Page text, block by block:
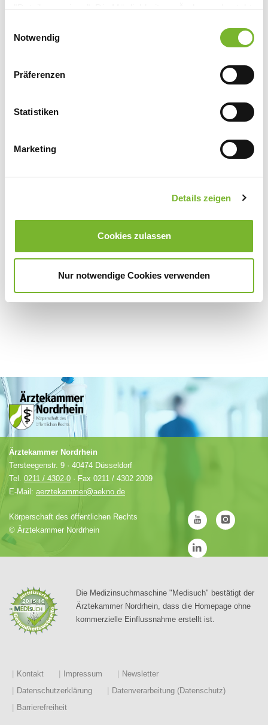
"Details anzeigen". Die Möglichkeit zur Änderung besteht
Datenschutzerklärung
Notwendig
Präferenzen
Statistiken
Marketing
Details zeigen
Cookies zulassen
Nur notwendige Cookies verwenden
Praxis Martina Schlott
Ansprechpartner:
Fax:0281 206-71099
Für weitere Informationen wenden Sie sich bitte direkt an den jeweiligen
Ärztekammer Nordrhein
Tersteegenstr. 9 · 40474 Düsseldorf
Tel. 0211 / 4302-0 · Fax 0211 / 4302 2009
E-Mail: aerztekammer@aekno.de
Körperschaft des öffentlichen Rechts
© Ärztekammer Nordrhein
Die Medizinsuchmaschine "Medisuch" bestätigt der
Ärztekammer Nordrhein, dass die Homepage ohne
kommerzielle Einflussnahme erstellt ist.
Kontakt Impressum
Newsletter
Datenschutzerklärung
Datenverarbeitung (Datenschutz)
Barrierefreiheit